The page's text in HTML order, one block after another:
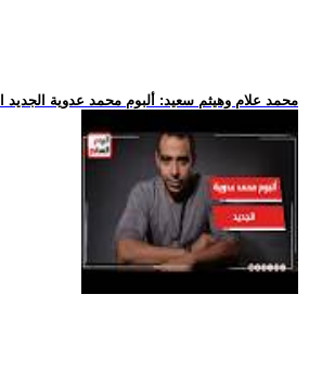
.. محمد علام وهيثم سعيد: ألبوم محمد عدوية الجديد